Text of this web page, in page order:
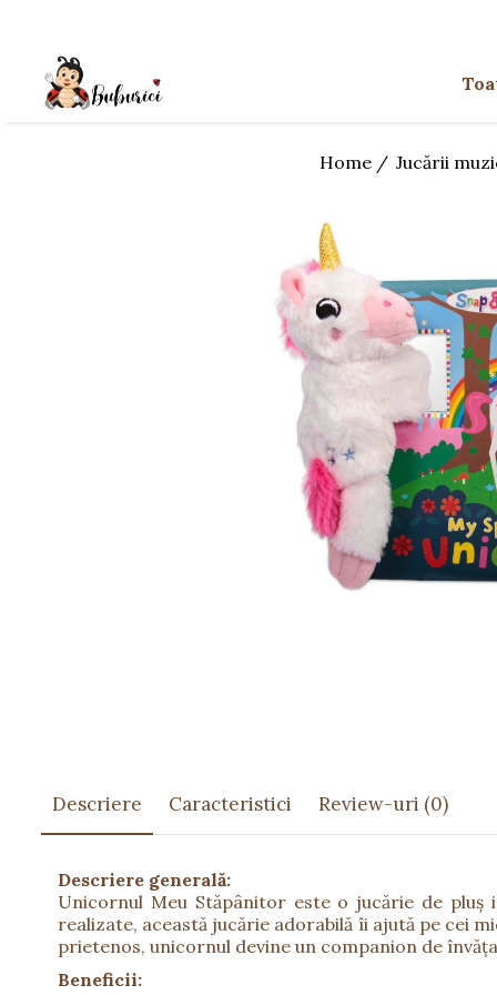
Categorii
Home / Jucării
Descriere Caracteristici Review-uri (0)
Descriere generală:
Unicornul Meu Stăpânitor este o jucărie de
realizate, această jucărie adorabilă îi ajută pe cei
prietenos, unicornul devine un companion de
Beneficii: